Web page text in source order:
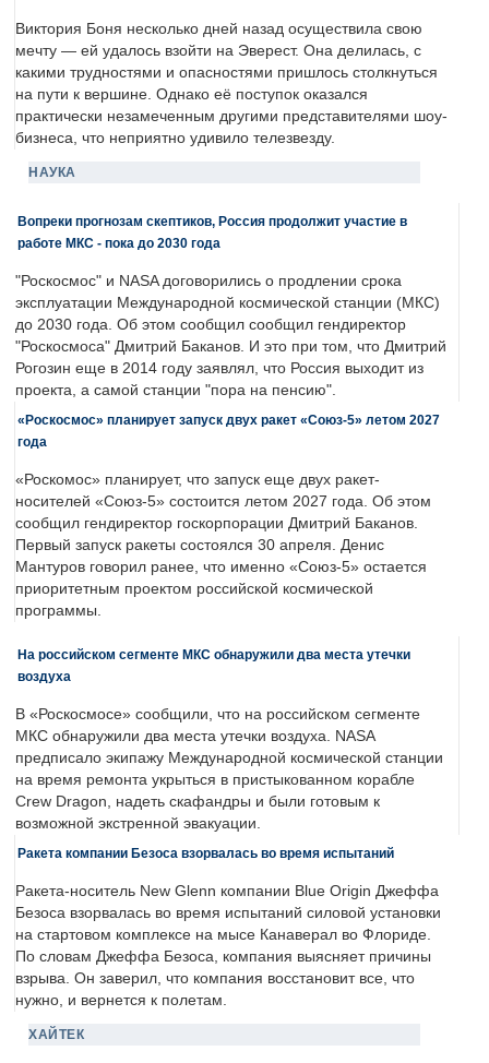
Виктория Боня несколько дней назад осуществила свою
мечту — ей удалось взойти на Эверест. Она делилась, с
какими трудностями и опасностями пришлось столкнуться
на пути к вершине. Однако её поступок оказался
практически незамеченным другими представителями шоу-
бизнеса, что неприятно удивило телезвезду.
НАУКА
Вопреки прогнозам скептиков, Россия продолжит участие в
работе МКС - пока до 2030 года
"Роскосмос" и NASA договорились о продлении срока
эксплуатации Международной космической станции (МКС)
до 2030 года. Об этом сообщил сообщил гендиректор
"Роскосмоса" Дмитрий Баканов. И это при том, что Дмитрий
Рогозин еще в 2014 году заявлял, что Россия выходит из
проекта, а самой станции "пора на пенсию".
«Роскосмос» планирует запуск двух ракет «Союз-5» летом 2027
года
«Роскомос» планирует, что запуск еще двух ракет-
носителей «Союз-5» состоится летом 2027 года. Об этом
сообщил гендиректор госкорпорации Дмитрий Баканов.
Первый запуск ракеты состоялся 30 апреля. Денис
Мантуров говорил ранее, что именно «Союз-5» остается
приоритетным проектом российской космической
программы.
На российском сегменте МКС обнаружили два места утечки
воздуха
В «Роскосмосе» сообщили, что на российском сегменте
МКС обнаружили два места утечки воздуха. NASA
предписало экипажу Международной космической станции
на время ремонта укрыться в пристыкованном корабле
Crew Dragon, надеть скафандры и были готовым к
возможной экстренной эвакуации.
Ракета компании Безоса взорвалась во время испытаний
Ракета-носитель New Glenn компании Blue Origin Джеффа
Безоса взорвалась во время испытаний силовой установки
на стартовом комплексе на мысе Канаверал во Флориде.
По словам Джеффа Безоса, компания выясняет причины
взрыва. Он заверил, что компания восстановит все, что
нужно, и вернется к полетам.
ХАЙТЕК